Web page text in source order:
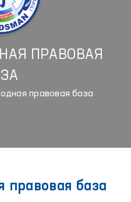
ПРАВОВАЯ
правовая база
база